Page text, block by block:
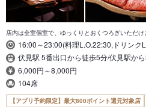
店内は全室個室で、ゆっくりとおくつろぎいただけ
16:00～23:00(料理L.O.22:30,ドリンク
伏見駅 5番出口から徒歩5分/伏見駅か
6,000円～8,000円
104席
【アプリ予約限定】最大800ポイント還元対象店